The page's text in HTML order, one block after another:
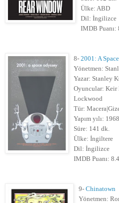
Ülke: ABD
Dil: İngilizce
IMDB Puanı:
8- 2001: A
Yönetmen:
Yazar: Stanley
Oyuncular: Keir
Lockwood
Tür:
Yapım yılı: 1968
Süre: 141 dk.
Ülke: İngiltere
Dil: İngilizce
IMDB Puanı:
9- Chinatown
Yönetmen: